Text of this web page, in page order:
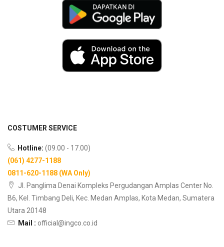
COSTUMER SERVICE
Hotline: (09.00 - 17.00)
(061) 4277-1188
0811-620-1188 (WA Only)
Jl. Panglima Denai Kompleks Pergudangan Amplas Center No.
B6, Kel. Timbang Deli, Kec. Medan Amplas, Kota Medan, Sumatera
Utara 20148
Mail : official@ingco.co.id